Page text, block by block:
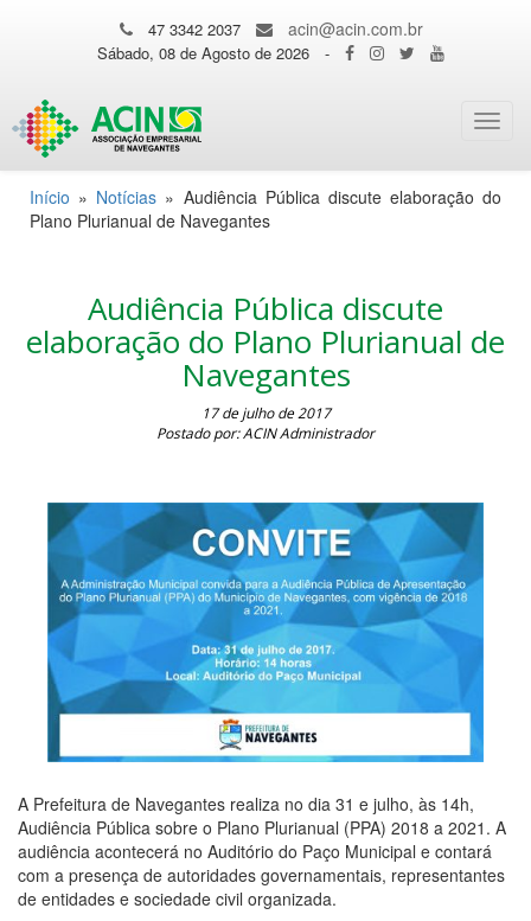
47 3342 2037 acin@acin.com.br
Sábado, 08 de Agosto de 2026 -
Início » Notícias » Audiência Pública discute elaboração do
Plano Plurianual de Navegantes
Audiência Pública discute
elaboração do Plano Plurianual de
Navegantes
17 de julho de 2017
Postado por: ACIN Administrador
A Prefeitura de Navegantes realiza no dia 31 e julho, às 14h,
Audiência Pública sobre o Plano Plurianual (PPA) 2018 a 2021. A
audiência acontecerá no Auditório do Paço Municipal e contará
com a presença de autoridades governamentais, representantes
de entidades e sociedade civil organizada.